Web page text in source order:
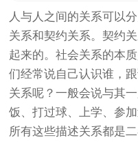
人与人之间的关系可以
关系和契约关系。契约
起来的。社会关系的本
们经常说自己认识谁，
关系呢？一般会说与其
饭、打过球、上学、参
所有这些描述关系都是二